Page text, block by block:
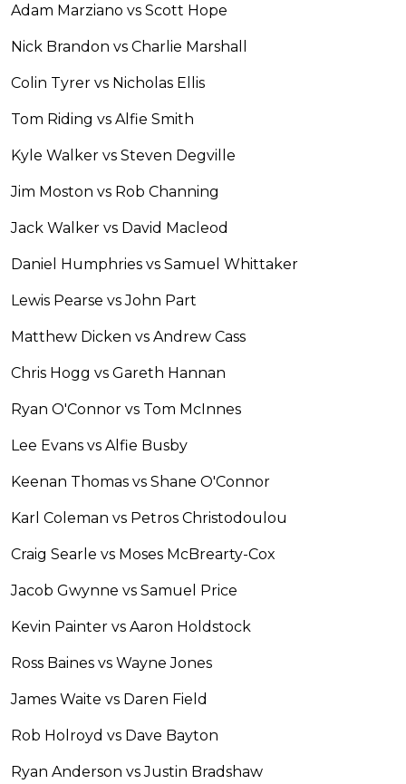
Adam Marziano vs Scott Hope
Nick Brandon vs Charlie Marshall
Colin Tyrer vs Nicholas Ellis
Tom Riding vs Alfie Smith
Kyle Walker vs Steven Degville
Jim Moston vs Rob Channing
Jack Walker vs David Macleod
Daniel Humphries vs Samuel Whittaker
Lewis Pearse vs John Part
Matthew Dicken vs Andrew Cass
Chris Hogg vs Gareth Hannan
Ryan O'Connor vs Tom McInnes
Lee Evans vs Alfie Busby
Keenan Thomas vs Shane O'Connor
Karl Coleman vs Petros Christodoulou
Craig Searle vs Moses McBrearty-Cox
Jacob Gwynne vs Samuel Price
Kevin Painter vs Aaron Holdstock
Ross Baines vs Wayne Jones
James Waite vs Daren Field
Rob Holroyd vs Dave Bayton
Ryan Anderson vs Justin Bradshaw